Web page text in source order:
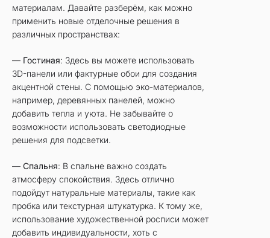
материалам. Давайте разберём, как можно
применить новые отделочные решения в
различных пространствах:
— Гостиная: Здесь вы можете использовать
3D-панели или фактурные обои для создания
акцентной стены. С помощью эко-материалов,
например, деревянных панелей, можно
добавить тепла и уюта. Не забывайте о
возможности использовать светодиодные
решения для подсветки.
— Спальня: В спальне важно создать
атмосферу спокойствия. Здесь отлично
подойдут натуральные материалы, такие как
пробка или текстурная штукатурка. К тому же,
использование художественной росписи может
добавить индивидуальности, хоть с